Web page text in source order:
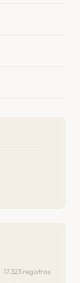
17.323 registros